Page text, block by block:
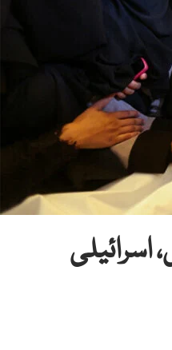
لے لی، اسرائیلی